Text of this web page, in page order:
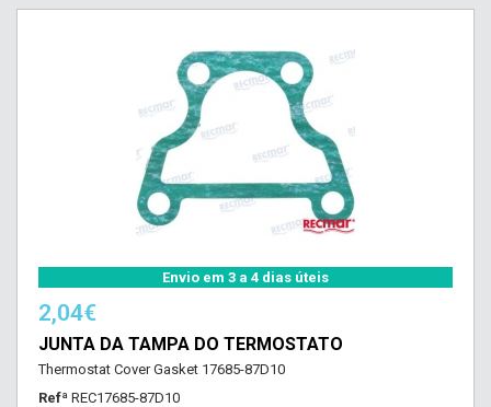
Envio em 3 a 4 dias úteis
2,04€
JUNTA DA TAMPA DO TERMOSTATO
Thermostat Cover Gasket 17685-87D10
Refª REC17685-87D10